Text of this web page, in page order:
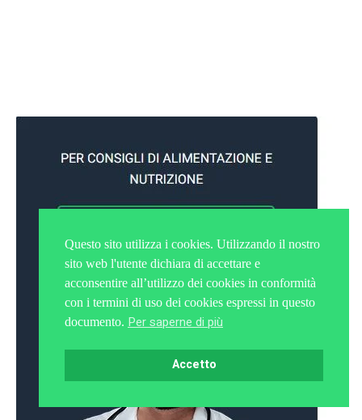
Questo sito utilizza i cookies. Utilizzando il nostro
sito web l'utente dichiara di accettare e
acconsentire all’utilizzo dei cookies in conformità
con i termini di uso dei cookies espressi in questo
documento. Per saperne di più
Accetto